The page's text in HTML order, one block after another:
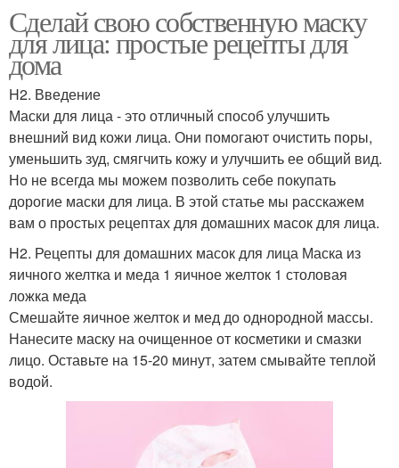
Сделай свою собственную маску
для лица: простые рецепты для
дома
H2. Введение
Маски для лица - это отличный способ улучшить
внешний вид кожи лица. Они помогают очистить поры,
уменьшить зуд, смягчить кожу и улучшить ее общий вид.
Но не всегда мы можем позволить себе покупать
дорогие маски для лица. В этой статье мы расскажем
вам о простых рецептах для домашних масок для лица.
H2. Рецепты для домашних масок для лица Маска из
яичного желтка и меда 1 яичное желток 1 столовая
ложка меда
Смешайте яичное желток и мед до однородной массы.
Нанесите маску на очищенное от косметики и смазки
лицо. Оставьте на 15-20 минут, затем смывайте теплой
водой.